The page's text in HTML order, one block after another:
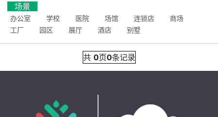
场景
办公室 学校 医院 场馆 连锁店
商场
工厂
园区 展厅 酒店 别墅
共 0页0条记录